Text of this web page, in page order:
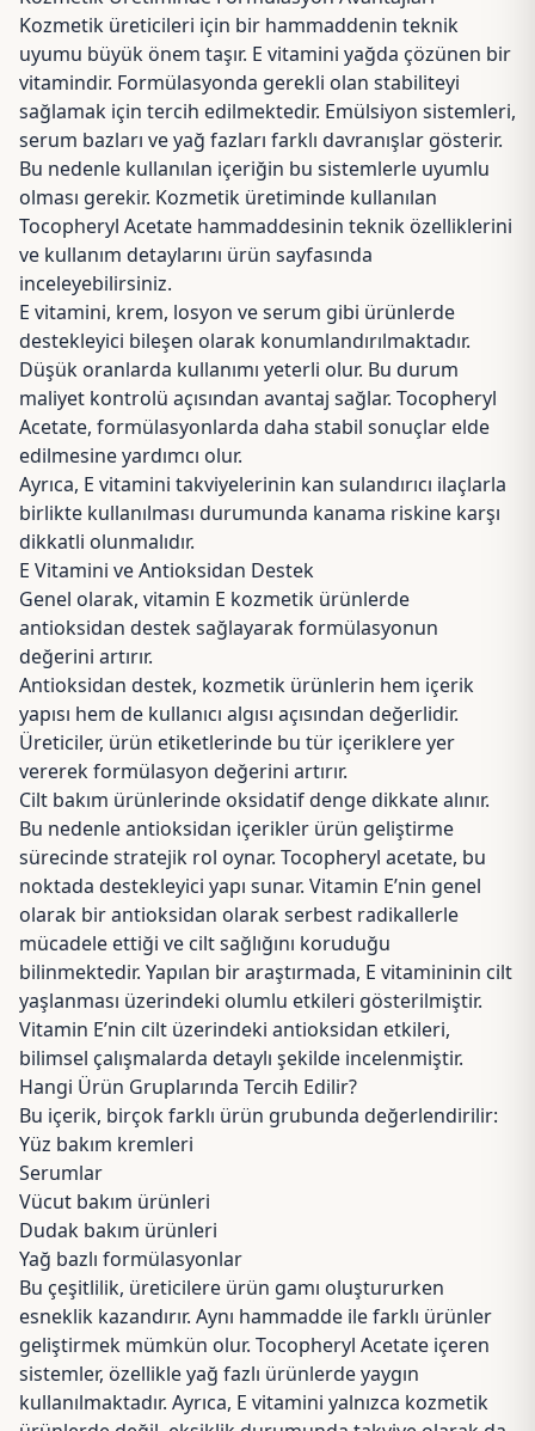
Kozmetik üreticileri için bir hammaddenin teknik
uyumu büyük önem taşır. E vitamini yağda çözünen bir
vitamindir. Formülasyonda gerekli olan stabiliteyi
sağlamak için tercih edilmektedir. Emülsiyon sistemleri,
serum bazları ve yağ fazları farklı davranışlar gösterir.
Bu nedenle kullanılan içeriğin bu sistemlerle uyumlu
olması gerekir. Kozmetik üretiminde kullanılan
Tocopheryl Acetate hammaddesinin teknik özelliklerini
ve kullanım detaylarını ürün sayfasında
inceleyebilirsiniz.
E vitamini, krem, losyon ve serum gibi ürünlerde
destekleyici bileşen olarak konumlandırılmaktadır.
Düşük oranlarda kullanımı yeterli olur. Bu durum
maliyet kontrolü açısından avantaj sağlar. Tocopheryl
Acetate, formülasyonlarda daha stabil sonuçlar elde
edilmesine yardımcı olur.
Ayrıca, E vitamini takviyelerinin kan sulandırıcı ilaçlarla
birlikte kullanılması durumunda kanama riskine karşı
dikkatli olunmalıdır.
E Vitamini ve Antioksidan Destek
Genel olarak, vitamin E kozmetik ürünlerde
antioksidan destek sağlayarak formülasyonun
değerini artırır.
Antioksidan destek, kozmetik ürünlerin hem içerik
yapısı hem de kullanıcı algısı açısından değerlidir.
Üreticiler, ürün etiketlerinde bu tür içeriklere yer
vererek formülasyon değerini artırır.
Cilt bakım ürünlerinde oksidatif denge dikkate alınır.
Bu nedenle antioksidan içerikler ürün geliştirme
sürecinde stratejik rol oynar. Tocopheryl acetate, bu
noktada destekleyici yapı sunar. Vitamin E’nin genel
olarak bir antioksidan olarak serbest radikallerle
mücadele ettiği ve cilt sağlığını koruduğu
bilinmektedir. Yapılan bir araştırmada, E vitamininin cilt
yaşlanması üzerindeki olumlu etkileri gösterilmiştir.
Vitamin E’nin cilt üzerindeki antioksidan etkileri,
bilimsel çalışmalarda detaylı şekilde incelenmiştir.
Hangi Ürün Gruplarında Tercih Edilir?
Bu içerik, birçok farklı ürün grubunda değerlendirilir:
Yüz bakım kremleri
Serumlar
Vücut bakım ürünleri
Dudak bakım ürünleri
Yağ bazlı formülasyonlar
Bu çeşitlilik, üreticilere ürün gamı oluştururken
esneklik kazandırır. Aynı hammadde ile farklı ürünler
geliştirmek mümkün olur. Tocopheryl Acetate içeren
sistemler, özellikle yağ fazlı ürünlerde yaygın
kullanılmaktadır. Ayrıca, E vitamini yalnızca kozmetik